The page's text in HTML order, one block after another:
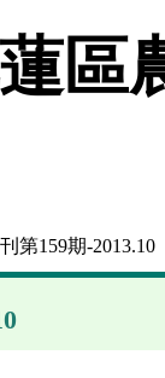
區
第159期-2013.10